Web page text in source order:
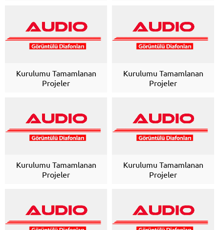
Kurulumu Tamamlanan
Projeler
Kurulumu Tamamlanan
Projeler
Kurulumu Tamamlanan
Projeler
Kurulumu Tamamlanan
Projeler